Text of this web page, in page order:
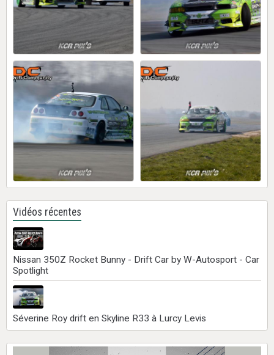
Vidéos récentes
Nissan 350Z Rocket Bunny - Drift Car by W-Autosport - Car
Spotlight
Séverine Roy drift en Skyline R33 à Lurcy Levis